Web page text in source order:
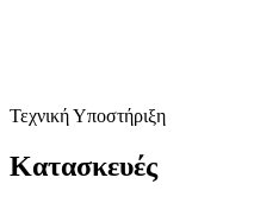
Τεχνική Υποστήριξη
Κατασκευές